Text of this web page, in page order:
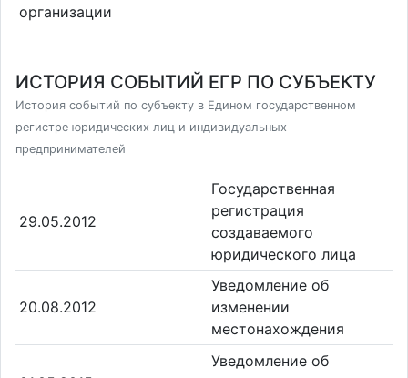
организации
ИСТОРИЯ СОБЫТИЙ ЕГР ПО СУБЪЕКТУ
История событий по субъекту в Едином государственном
регистре юридических лиц и индивидуальных
предпринимателей
29.05.2012
Государственная
регистрация
создаваемого
юридического лица
20.08.2012
Уведомление об
изменении
местонахождения
Уведомление об